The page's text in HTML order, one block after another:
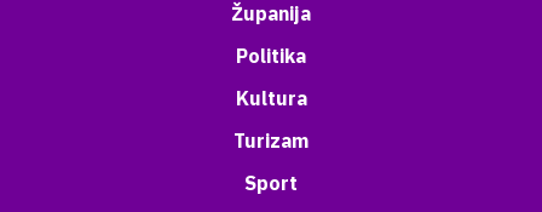
Županija
Politika
Kultura
Turizam
Sport